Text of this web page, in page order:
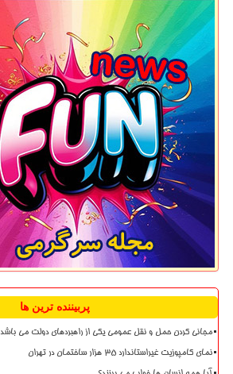
پربیننده ترین ها
مجانی کردن حمل و نقل عمومی یکی از راهبردهای دولت می باشد
نمای کامپوزیت غیراستاندارد ۳۵ هزار ساختمان در تهران